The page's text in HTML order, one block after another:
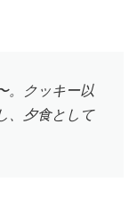
。クッキー以
、夕食として